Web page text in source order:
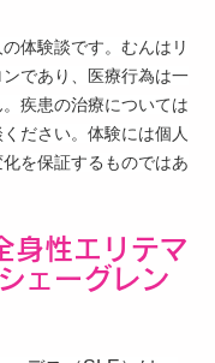
体験談です。むんはリ
であり、医療行為は一
疾患の治療については
ださい。体験には個人
を保証するものではあ
身性エリテマ
ェーグレン